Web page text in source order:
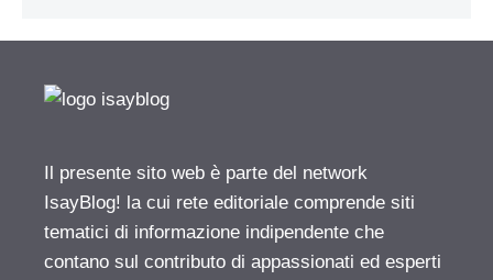
Il presente sito web è parte del network
IsayBlog! la cui rete editoriale comprende siti
tematici di informazione indipendente che
contano sul contributo di appassionati ed esperti